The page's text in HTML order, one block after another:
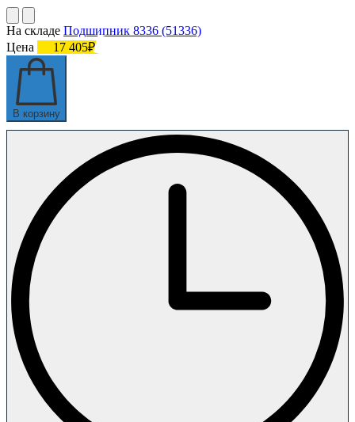
На складе Подшипник 8336 (51336)
Цена
17 405₽
В корзину